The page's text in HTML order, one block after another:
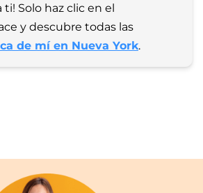
ti! Solo haz clic en el
de mí en Nueva York.